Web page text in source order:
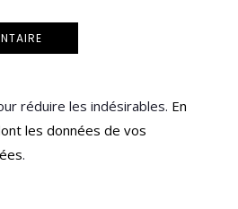
réduire les indésirables. En
les données de vos
.